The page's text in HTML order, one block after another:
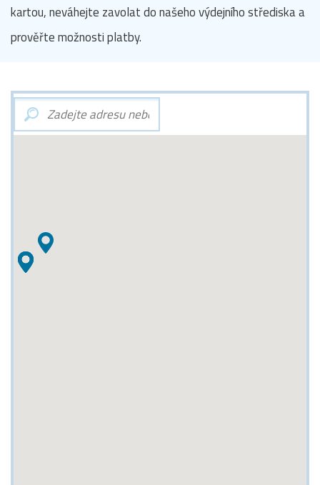
kartou, neváhejte zavolat do našeho výdejního střediska a
prověřte možnosti platby.